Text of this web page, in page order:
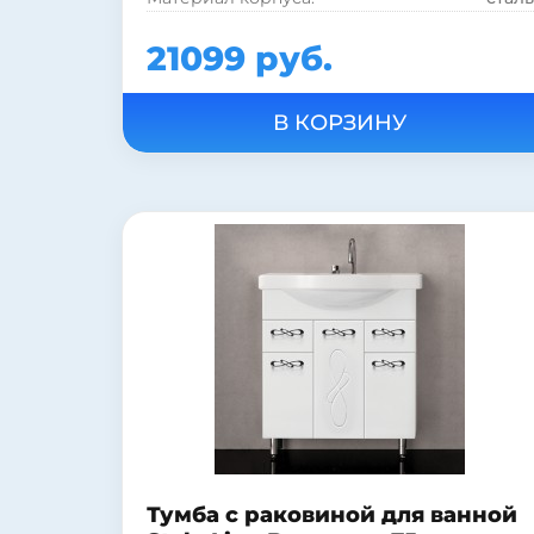
21099 руб.
Тумба c раковиной для ванной